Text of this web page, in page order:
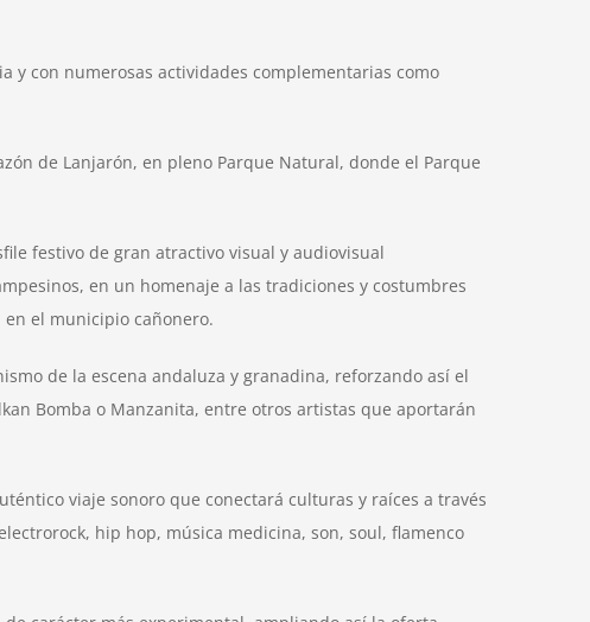
y con numerosas actividades complementarias como
de Lanjarón, en pleno Parque Natural, donde el Parque
festivo de gran atractivo visual y audiovisual
en un homenaje a las tradiciones y costumbres
el municipio cañonero.
de la escena andaluza y granadina, reforzando así el
Bomba o Manzanita, entre otros artistas que aportarán
viaje sonoro que conectará culturas y raíces a través
hip hop, música medicina, son, soul, flamenco